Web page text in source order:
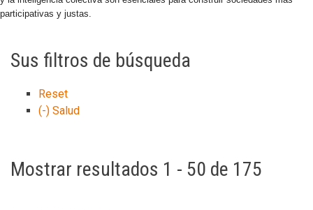
participativas y justas.
Sus filtros de búsqueda
Reset
(-) Salud
Mostrar resultados 1 - 50 de 175